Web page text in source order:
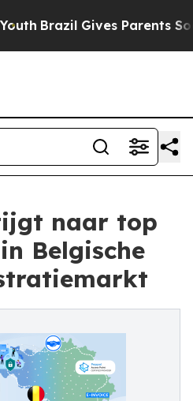
Brazil Gives Parents
naar top
Belgische